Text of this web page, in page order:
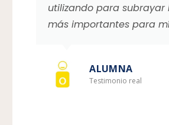
utilizando para subrayar
más importantes para
ALUMNA
Testimonio real